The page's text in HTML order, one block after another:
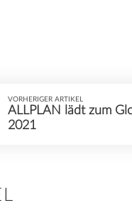
VORHERIGER ARTIKEL
ALLPLAN lädt zum
2021